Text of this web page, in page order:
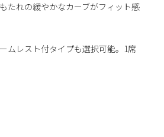
たれの緩やかなカーブがフィット感
ムレスト付タイプも選択可能。1席